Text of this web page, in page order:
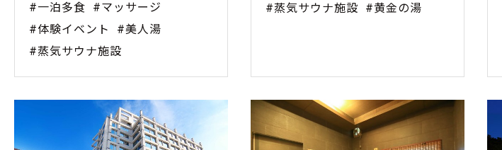
#一泊多食
#マッサージ
#体験イベント
#美人湯
#蒸気サウナ施設
#蒸気サウナ施設
#黄金の湯